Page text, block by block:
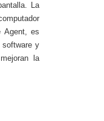
La
Agent, es
software y
la